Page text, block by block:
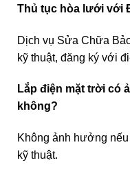
Thủ tục hòa lưới với
Dịch vụ Sửa Chữa
kỹ thuật, đăng ký với
Lắp điện mặt trời có
không?
Không ảnh hưởng
kỹ thuật.